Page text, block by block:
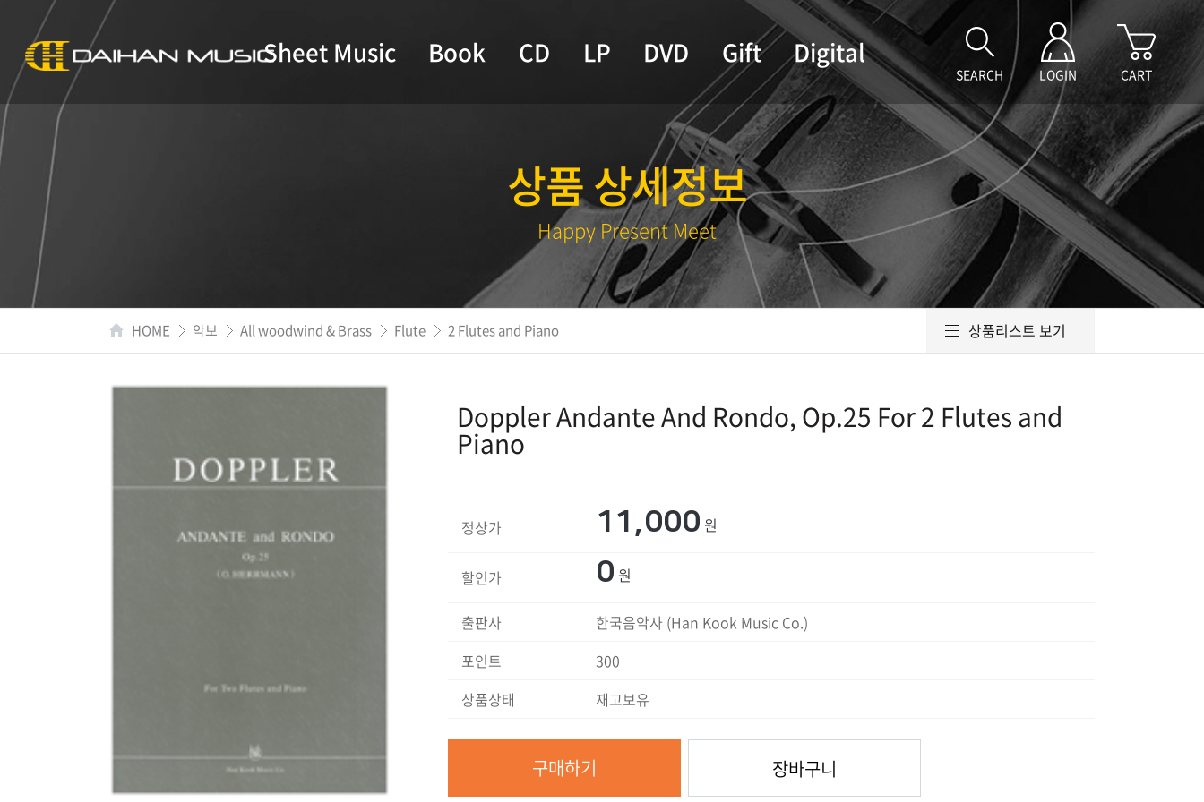
Sheet Music Book CD LP DVD Gift Digital
SEARCH LOGIN CART
상품 상세정보
Happy Present Meet
HOME 악보 All woodwind & Brass Flute 2 Flutes and Piano 상품리스트 보기
Doppler Andante And Rondo, Op.25 For 2 Flutes and
Piano
정상가 11,000 원
할인가 0 원
출판사
한국음악사 (Han Kook Music Co.)
포인트
300
상품상태
재고보유
구매하기 장바구니